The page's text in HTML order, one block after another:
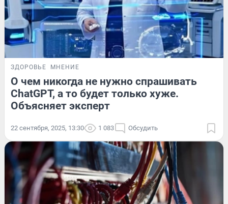
ЗДОРОВЬЕ МНЕНИЕ
О чем никогда не нужно спрашивать
ChatGPT, а то будет только хуже.
Объясняет эксперт
22 сентября, 2025, 13:30 1 083 Обсудить